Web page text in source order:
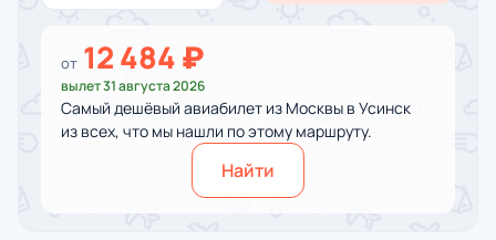
от 12 484 ₽
вылет 31 августа 2026
Самый дешёвый авиабилет из Москвы в Усинск
из всех, что мы нашли по этому маршруту.
Найти